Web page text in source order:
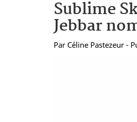
Sublime
Jebbar
Par Céline Pastezeur -